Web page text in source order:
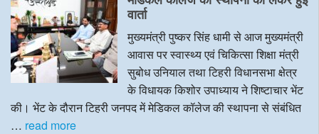
वार्ता
मुख्यमंत्री पुष्कर सिंह धामी से आज मुख्यमंत्री
आवास पर स्वास्थ्य एवं चिकित्सा शिक्षा मंत्री
सुबोध उनियाल तथा टिहरी विधानसभा क्षेत्र
के विधायक किशोर उपाध्याय ने शिष्टाचार भेंट
की। भेंट के दौरान टिहरी जनपद में मेडिकल कॉलेज की स्थापना से संबंधित
… read more